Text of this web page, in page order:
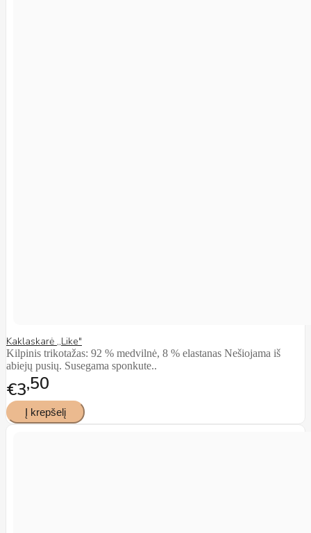
Kaklaskarė ,,Like"
Kilpinis trikotažas: 92 % medvilnė, 8 % elastanas Nešiojama iš
abiejų pusių. Susegama sponkute..
€3 50